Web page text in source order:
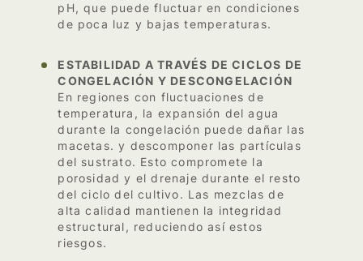
pH, que puede fluctuar en condiciones
de poca luz y bajas temperaturas.
ESTABILIDAD A TRAVÉS DE CICLOS DE
CONGELACIÓN Y DESCONGELACIÓN
En regiones con fluctuaciones de
temperatura, la expansión del agua
durante la congelación puede dañar las
macetas. y descomponer las partículas
del sustrato. Esto compromete la
porosidad y el drenaje durante el resto
del ciclo del cultivo. Las mezclas de
alta calidad mantienen la integridad
estructural, reduciendo así estos
riesgos.